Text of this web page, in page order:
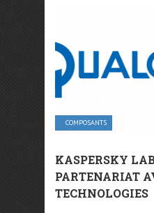
COMPOSANTS
KASPERSKY
PARTENARIAT
TECHNOLOGIES